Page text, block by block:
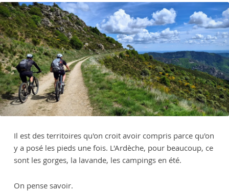
Il est des territoires qu'on croit avoir compris parce qu'on
y a posé les pieds une fois. L'Ardèche, pour beaucoup, ce
sont les gorges, la lavande, les campings en été.
On pense savoir.